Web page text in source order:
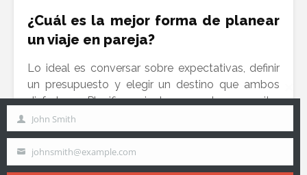
¿Cuál es la mejor forma de planear
un viaje en pareja?
Lo ideal es conversar sobre expectativas, definir
un presupuesto y elegir un destino que ambos
disfruten. Planificar juntos ayuda a evitar
conflictos durante el viaje.
¿Es buena idea sorprender a tu
pareja con un viaje?
ApellidosJohn Smith
Email
johnsmith@example.com